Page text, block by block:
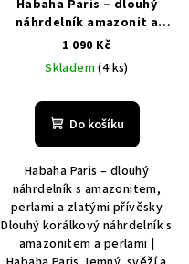
Habaha Paris – dlouhý
náhrdelník amazonit a
perle
1 090 Kč
Skladem(4 ks)
Do košíku
Habaha Paris – dlouhý
náhrdelník s amazonitem,
perlami a zlatými přívěsky
Dlouhý korálkový náhrdelník s
amazonitem a perlami |